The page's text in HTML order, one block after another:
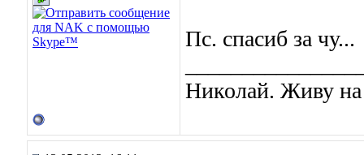
Пс. спасиб за чу...
Николай. Живу на